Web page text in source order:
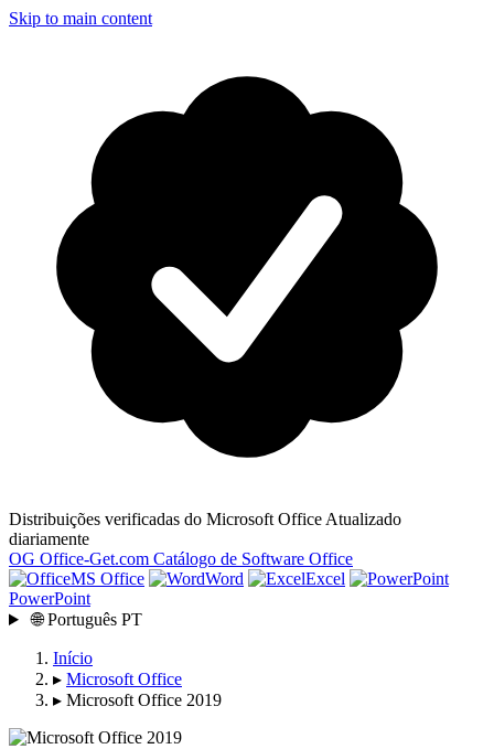
Skip to main content
Distribuições verificadas do Microsoft Office Atualizado
diariamente
OG Office-Get.com Catálogo de Software Office
MS Office
Word
Excel
PowerPoint
🌐 Português PT
Início
▸ Microsoft Office
▸ Microsoft Office 2019